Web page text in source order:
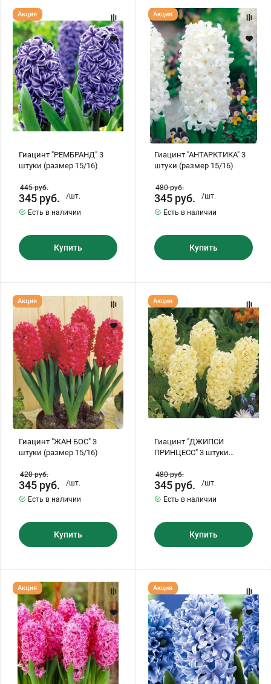
Гиацинт
"РЕМБРАНД"
3
штуки
(размер
15/16)
Гиацинт "РЕМБРАНД" 3
штуки (размер 15/16)
Акция
445руб.
345 руб.
/шт.
Есть в наличии
Купить
Гиацинт
"АНТАРКТИКА"
3
штуки
(размер
15/16)
Гиацинт "АНТАРКТИКА" 3
штуки (размер 15/16)
Акция
480руб.
345 руб.
/шт.
Есть в наличии
Купить
Гиацинт
"ЖАН
3
штуки
(размер
15/16)
Гиацинт "ЖАН БОС" 3
штуки (размер 15/16)
Акция
420руб.
345 руб.
/шт.
Есть в наличии
Купить
Гиацинт
"ДЖИПСИ
ПРИНЦЕСС"
3
штуки
(размер
15/16)
Гиацинт "ДЖИПСИ
ПРИНЦЕСС" 3 штуки
Акция
480руб.
345 руб.
/шт.
Есть в наличии
Купить
Гиацинт
"ПИНК
ПЕРЛ"
штуки
(размер
15/16)
Акция
Гиацинт"ДЕЛЬФТ
БЛЮ"
3
штуки
(размер
15/16)
Акция